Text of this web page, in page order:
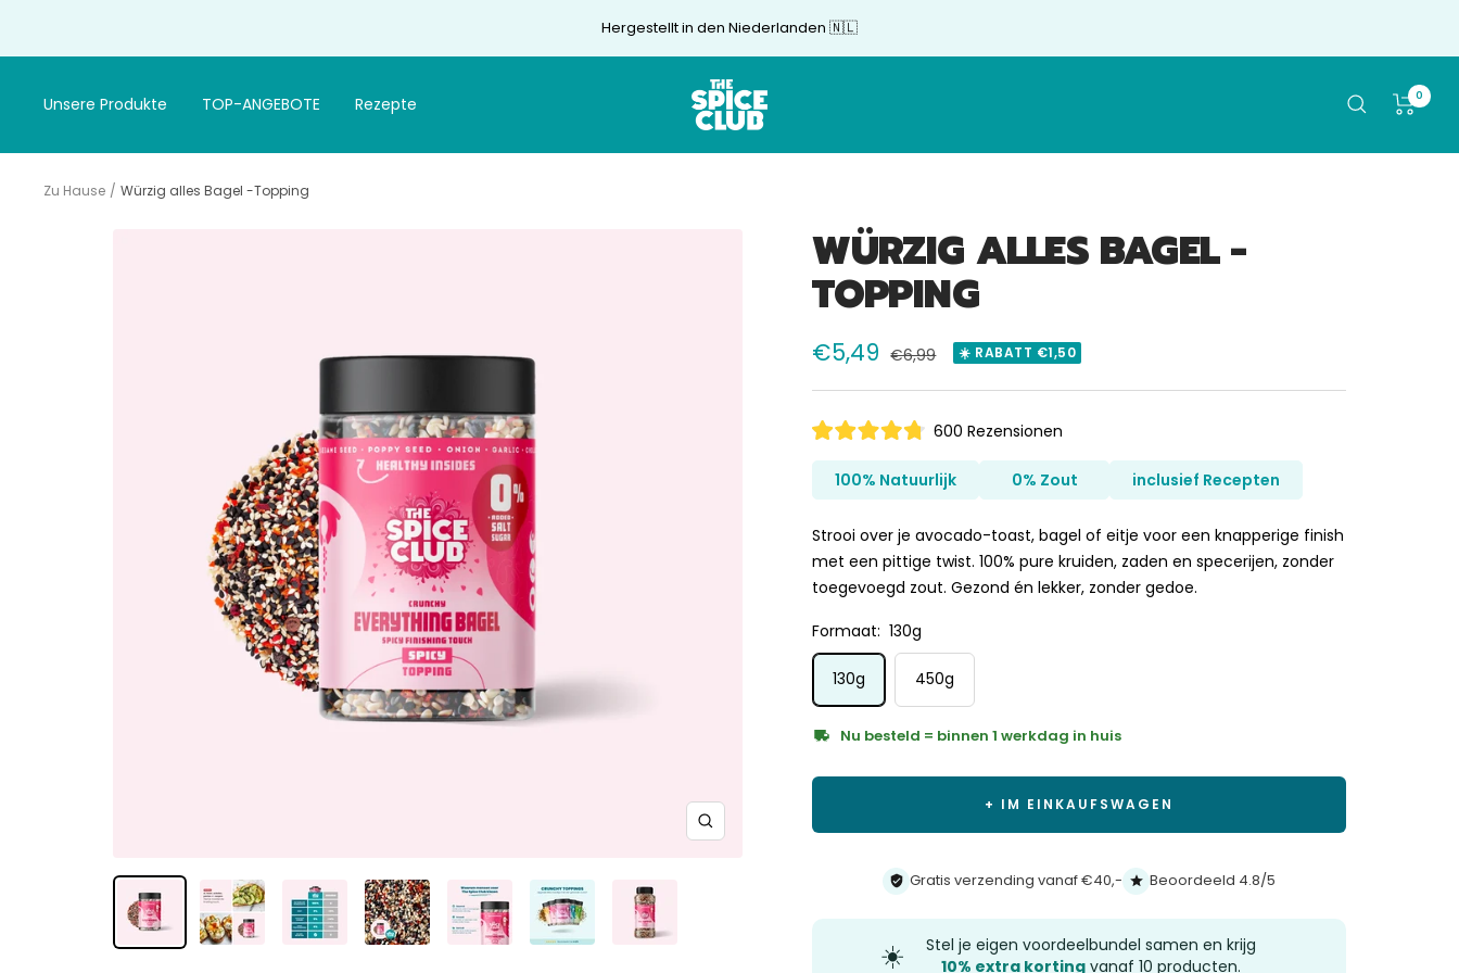
Hergestellt in den Niederlanden 🇳🇱
Unsere Produkte TOP-ANGEBOTE Rezepte
The
Spice
0
Zu Hause Würzig alles Bagel -Topping
Zoom
WÜRZIG ALLES BAGEL -
TOPPING
Verkaufspreis
€5,49 Normaler
€6,99 ☀️ RABATT €1,50
4.8
von
5
bewertet
600 Rezensionen
um
zu
den
Rezensionen
zu
scrollen
100% Natuurlijk 0% Zout inclusief Recepten
Strooi over je avocado-toast, bagel of eitje voor een knapperige finish
met een pittige twist. 100% pure kruiden, zaden en specerijen, zonder
toegevoegd zout. Gezond én lekker, zonder gedoe.
Formaat: 130g
130g 450g
Nu besteld = binnen 1 werkdag in huis
+ IM EINKAUFSWAGEN
Gratis verzending vanaf €40,- Beoordeeld 4.8/5
☀️
Stel je eigen voordeelbundel samen en krijg
10% extra korting vanaf 10 producten.